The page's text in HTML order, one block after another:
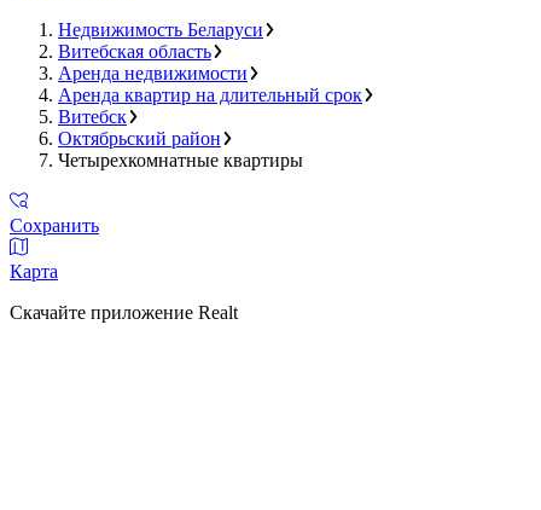
Недвижимость Беларуси
Витебская область
Аренда недвижимости
Аренда квартир на длительный срок
Витебск
Октябрьский район
Четырехкомнатные квартиры
Сохранить
Карта
Скачайте приложение Realt